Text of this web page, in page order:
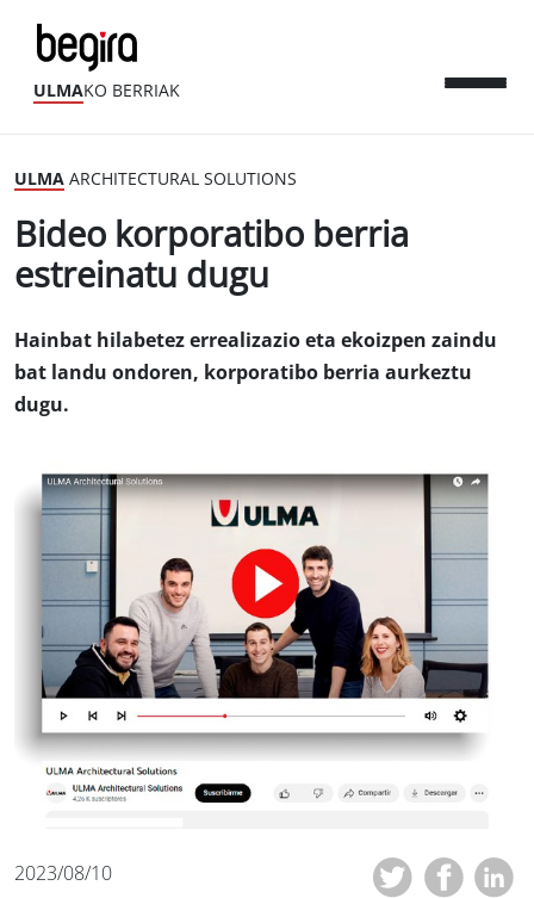
ULMAKO BERRIAK
ULMA ARCHITECTURAL SOLUTIONS
Bideo korporatibo berria
estreinatu dugu
Hainbat hilabetez errealizazio eta ekoizpen zaindu
bat landu ondoren, korporatibo berria aurkeztu
dugu.
2023/08/10